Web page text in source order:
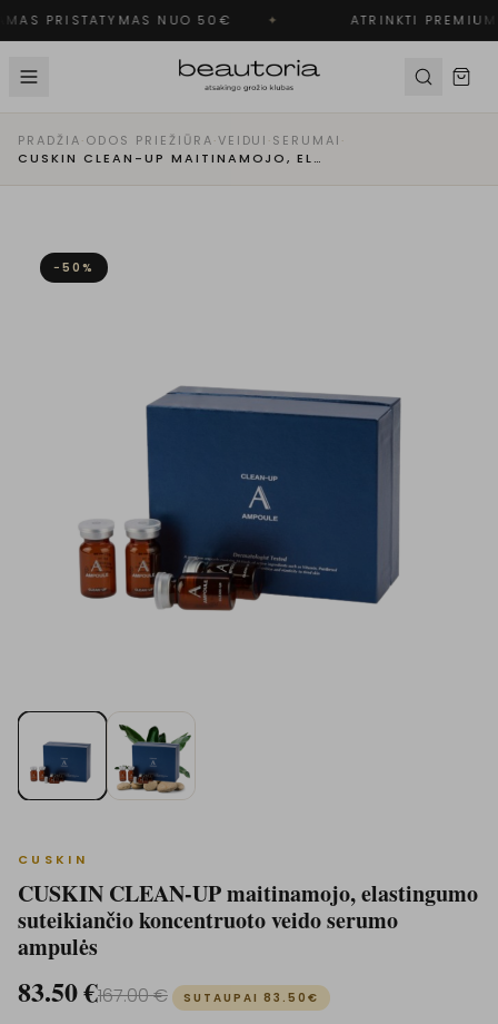
PRISTATYMAS NUO 50€ ✦ ATRINKTI PREMIUM
PRADŽIA·ODOS PRIEŽIŪRA·VEIDUI ·SERUMAI ·
CUSKIN CLEAN-UP MAITINAMOJO, ELASTINGUMO SUTEIKIANČIO KONCENTRUOTO VEIDO SERUMO AMPULĖS
− 50 %
CUSKIN
CUSKIN CLEAN-UP maitinamojo, elastingumo
suteikiančio koncentruoto veido serumo
ampulės
83.50€167.00€ SUTAUPAI 83.50 €